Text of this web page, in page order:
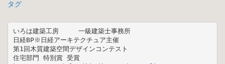
タグ
いろは建築工房　　　一級建築士事務所
日経BP※日経アーキテクチュア主催
第1回木質建築空間デザインコンテスト